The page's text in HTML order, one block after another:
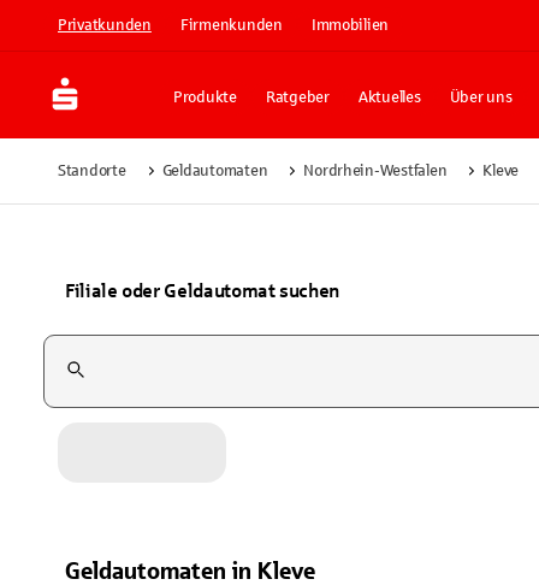
Privatkunden Firmenkunden Immobilien
Produkte Ratgeber Aktuelles Über uns
Standorte Geldautomaten Nordrhein-Westfalen Kleve
Filiale oder Geldautomat suchen
Suchfeld
Geldautomaten in Kleve